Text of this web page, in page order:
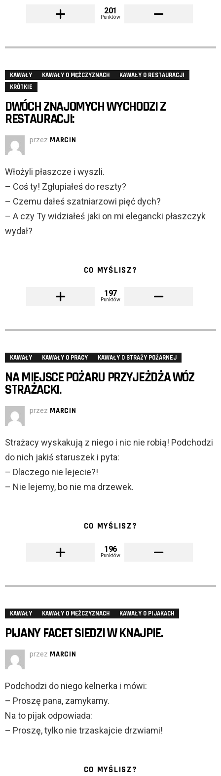
201
Punktów
KAWAŁY KAWAŁY O MĘŻCZYZNACH
KAWAŁY O RESTAURACJI
KRÓTKIE
DWÓCH ZNAJOMYCH WYCHODZI Z
RESTAURACJI:
przez MARCIN
Włożyli płaszcze i wyszli.
– Coś ty! Zgłupiałeś do reszty?
– Czemu dałeś szatniarzowi pięć dych?
– A czy Ty widziałeś jaki on mi elegancki płaszczyk
wydał?
CO MYŚLISZ?
197
Punktów
KAWAŁY KAWAŁY O PRACY KAWAŁY O STRAŻY POŻARNEJ
NA MIEJSCE POŻARU PRZYJEŻDŻA WÓZ
STRAŻACKI.
przez MARCIN
Strażacy wyskakują z niego i nic nie robią! Podchodzi
do nich jakiś staruszek i pyta:
– Dlaczego nie lejecie?!
– Nie lejemy, bo nie ma drzewek.
CO MYŚLISZ?
196
Punktów
KAWAŁY KAWAŁY O MĘŻCZYZNACH KAWAŁY O PIJAKACH
PIJANY FACET SIEDZI W KNAJPIE.
przez MARCIN
Podchodzi do niego kelnerka i mówi:
– Proszę pana, zamykamy.
Na to pijak odpowiada:
– Proszę, tylko nie trzaskajcie drzwiami!
CO MYŚLISZ?